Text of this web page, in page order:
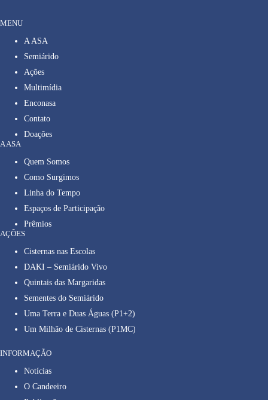
MENU
A ASA
Semiárido
Ações
Multimídia
Enconasa
Contato
Doações
A ASA
Quem Somos
Como Surgimos
Linha do Tempo
Espaços de Participação
Prêmios
AÇÕES
Cisternas nas Escolas
DAKI – Semiárido Vivo
Quintais das Margaridas
Sementes do Semiárido
Uma Terra e Duas Águas (P1+2)
Um Milhão de Cisternas (P1MC)
INFORMAÇÃO
Notícias
O Candeeiro